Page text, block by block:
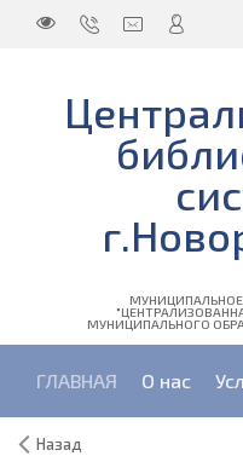
МУНИЦИПАЛЬНОГО
ГЛАВНАЯ О нас
Назад